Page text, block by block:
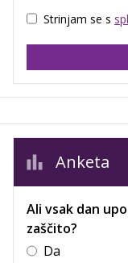
Strinjam se s
Anketa
Ali vsak dan
zaščito?
Da